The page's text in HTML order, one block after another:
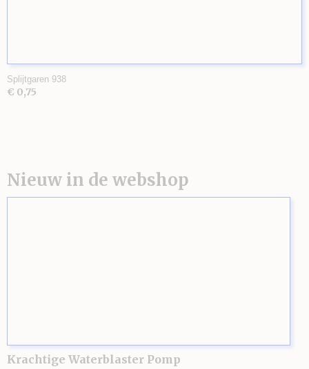
Splijtgaren 938
€ 0,75
Nieuw in de webshop
Krachtige Waterblaster Pomp